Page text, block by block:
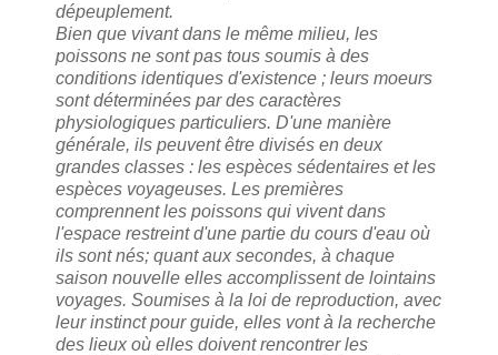
dépeuplement.
Bien que vivant dans le même milieu, les
poissons ne sont pas tous soumis à des
conditions identiques d'existence ; leurs moeurs
sont déterminées par des caractères
physiologiques particuliers. D'une manière
générale, ils peuvent être divisés en deux
grandes classes : les espèces sédentaires et les
espèces voyageuses. Les premières
comprennent les poissons qui vivent dans
l'espace restreint d'une partie du cours d'eau où
ils sont nés; quant aux secondes, à chaque
saison nouvelle elles accomplissent de lointains
voyages. Soumises à la loi de reproduction, avec
leur instinct pour guide, elles vont à la recherche
des lieux où elles doivent rencontrer les